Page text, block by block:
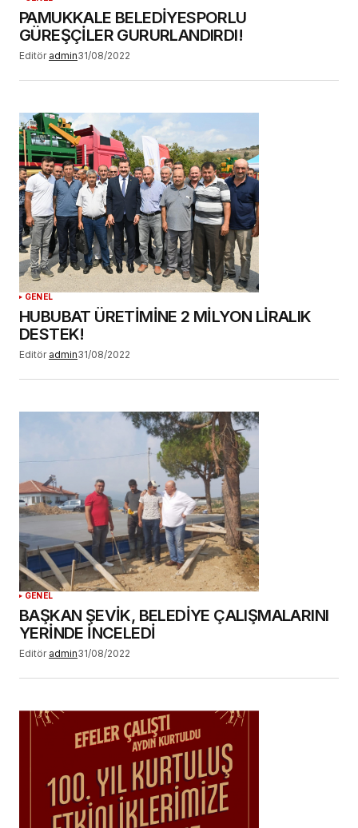
PAMUKKALE BELEDİYESPORLU
GÜREŞÇİLER GURURLANDIRDI!
Editör admin31/08/2022
GENEL
HUBUBAT ÜRETİMİNE 2 MİLYON LİRALIK
DESTEK!
Editör admin31/08/2022
GENEL
BAŞKAN ŞEVİK, BELEDİYE ÇALIŞMALARINI
YERİNDE İNCELEDİ
Editör admin31/08/2022